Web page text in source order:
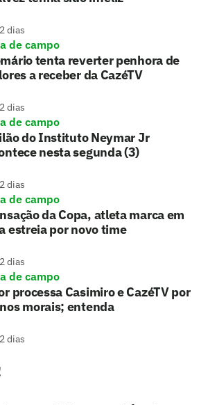
dias
de campo
tenta reverter penhora de
a receber da CazéTV
dias
de campo
do Instituto Neymar Jr
nesta segunda (3)
dias
de campo
da Copa, atleta marca em
estreia por novo time
dias
de campo
processa Casimiro e CazéTV por
morais; entenda
dias